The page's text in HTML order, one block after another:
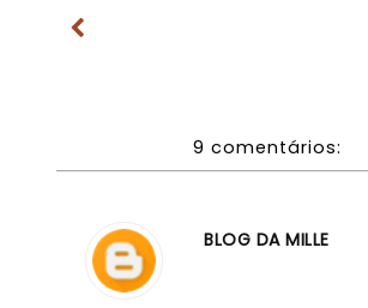
9 comentários:
BLOG DA MILLE